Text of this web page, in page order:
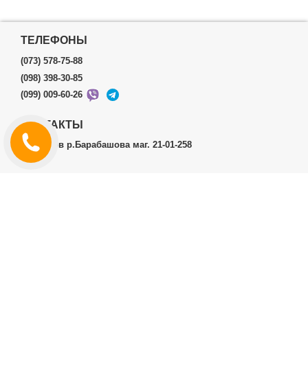
ТЕЛЕФОНЫ
(073) 578-75-88
(098) 398-30-85
(099) 009-60-26
КОНТАКТЫ
г.Харьков р.Барабашова маг. 21-01-258